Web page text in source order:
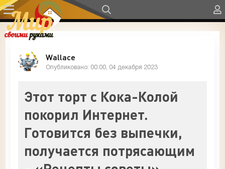
Wallace
Опубликовано: 00:00, 04 декабря 2023
Этот торт с Кока-Колой
покорил Интернет.
Готовится без выпечки,
получается потрясающим